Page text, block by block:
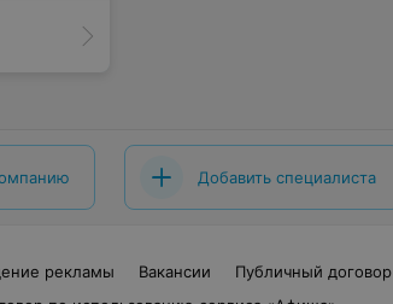
Добавить специалиста
рекламы Вакансии
Публичный договор